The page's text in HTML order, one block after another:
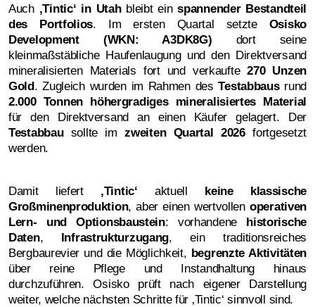
Auch ‚Tintic‘ in Utahbleibt einspannender Bestandteil
des Portfolios. Im ersten Quartal setzte Osisko
Development (WKN: A3DK8G) dort seine
kleinmaßstäbliche Haufenlaugung und den Direktversand
mineralisierten Materials fort und verkaufte270 Unzen
Gold. Zugleich wurden im Rahmen desTestabbausrund
2.000 Tonnen höhergradiges mineralisiertes Material
für den Direktversand an einen Käufer gelagert. Der
Testabbausollte imzweiten Quartal 2026fortgesetzt
werden.
Damit liefert ‚Tintic‘ aktuell keine klassische
Großminenproduktion, aber einen wertvollen operativen
Lern- und Optionsbaustein: vorhandene historische
Daten, Infrastrukturzugang, ein traditionsreiches
Bergbaurevier und die Möglichkeit, begrenzte Aktivitäten
über reine Pflege und Instandhaltung hinaus
durchzuführen. Osisko prüft nach eigener Darstellung
weiter, welche nächsten Schritte für ‚Tintic‘ sinnvoll sind.